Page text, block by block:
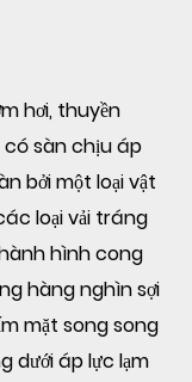
hơi, thuyền
có sàn chịu áp
bởi một loại vật
loại vải tráng
hình cong
hàng nghìn sợi
mặt song song
dưới áp lực lạm